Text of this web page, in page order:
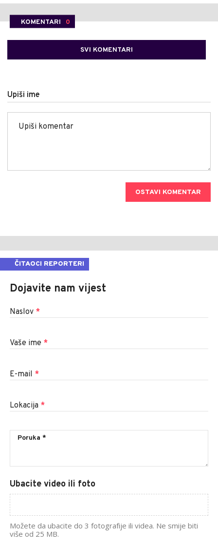
KOMENTARI 0
SVI KOMENTARI
Upiši ime
OSTAVI KOMENTAR
ČITAOCI REPORTERI
Dojavite nam vijest
Naslov *
Vaše ime *
E-mail *
Lokacija *
Ubacite video ili foto
Možete da ubacite do 3 fotografije ili videa. Ne smije biti
više od 25 MB.